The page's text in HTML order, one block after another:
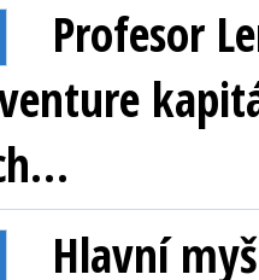
Profesor
Hlavní